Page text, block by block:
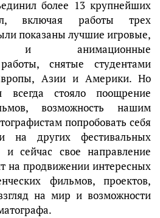
более 13 крупнейших
включая работы трех
показаны лучшие игровые,
и анимационные
снятые студентами
Азии и Америки. Но
стояло поощрение
возможность нашим
попробовать себя
других фестивальных
сейчас свое направление
на продвижении интересных
фильмов, проектов,
на мир и возможности